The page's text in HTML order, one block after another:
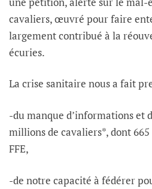
cavaliers, œuvré pour faire
largement contribué à la
écuries.
La crise sanitaire nous a fait
-du manque d’informations et
millions de cavaliers*, dont
FFE,
-de notre capacité à fédérer